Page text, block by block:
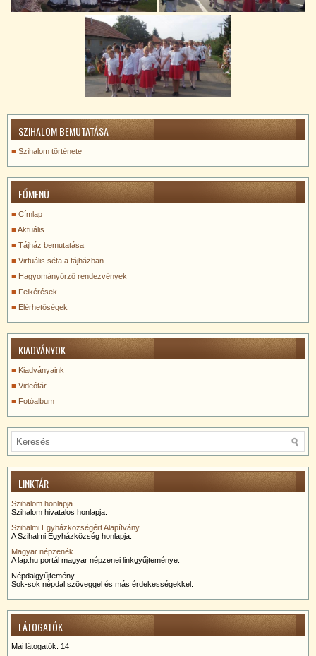
SZIHALOM BEMUTATÁSA
Szihalom története
FŐMENÜ
Címlap
Aktuális
Tájház bemutatása
Virtuális séta a tájházban
Hagyományőrző rendezvények
Felkérések
Elérhetőségek
KIADVÁNYOK
Kiadványaink
Videótár
Fotóalbum
LINKTÁR
Szihalom honlapja
Szihalom hivatalos honlapja.
Szihalmi Egyházközségért Alapítvány
A Szihalmi Egyházközség honlapja.
Magyar népzenék
A lap.hu portál magyar népzenei linkgyűjteménye.
Népdalgyűjtemény
Sok-sok népdal szöveggel és más érdekességekkel.
LÁTOGATÓK
Mai látogatók: 14